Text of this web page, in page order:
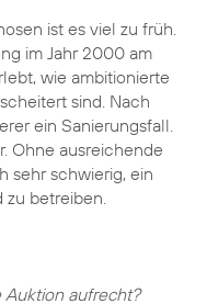
ist es viel zu früh.
im Jahr 2000 am
wie ambitionierte
sind. Nach
ein Sanierungsfall.
Ohne ausreichende
sehr schwierig, ein
betreiben.
Auktion aufrecht?